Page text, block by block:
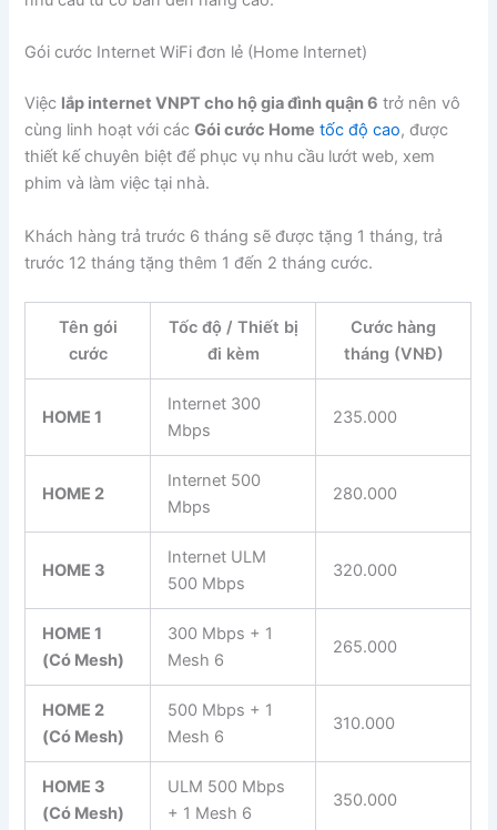
Gói cước Internet WiFi đơn lẻ (Home Internet)
Việc lắp internet VNPT cho hộ gia đình quận 6 trở nên vô
cùng linh hoạt với cácGói cước Home tốc độ cao, được
thiết kế chuyên biệt để phục vụ nhu cầu lướt web, xem
phim và làm việc tại nhà.
Khách hàng trả trước 6 tháng sẽ được tặng 1 tháng, trả
trước 12 tháng tặng thêm 1 đến 2 tháng cước.
Tên gói
cước
Tốc độ / Thiết bị
đi kèm
Cước hàng
tháng (VNĐ)
HOME 1
Internet 300
Mbps
235.000
HOME 2
Internet 500
Mbps
280.000
HOME 3
Internet ULM
500 Mbps
320.000
HOME 1
(Có Mesh)
300 Mbps + 1
Mesh 6
265.000
HOME 2
(Có Mesh)
500 Mbps + 1
Mesh 6
310.000
HOME 3
(Có Mesh)
ULM 500 Mbps
+ 1 Mesh 6
350.000